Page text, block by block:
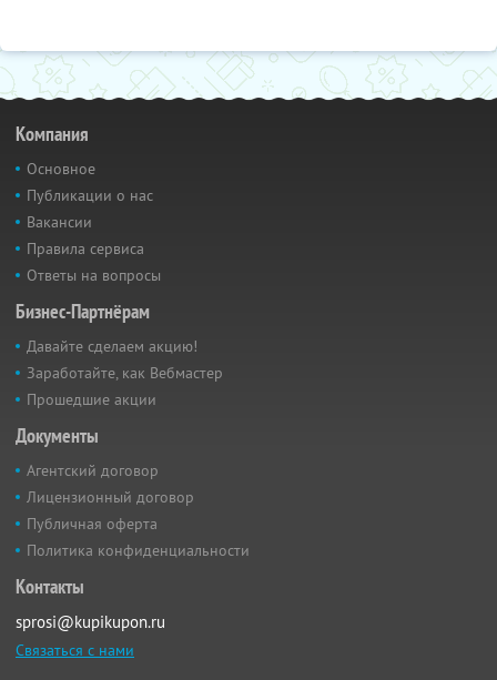
Компания
Основное
Публикации о нас
Вакансии
Правила сервиса
Ответы на вопросы
Бизнес-Партнёрам
Давайте сделаем акцию!
Заработайте, как Вебмастер
Прошедшие акции
Документы
Агентский договор
Лицензионный договор
Публичная оферта
Политика конфиденциальности
Контакты
sprosi@kupikupon.ru
Связаться с нами